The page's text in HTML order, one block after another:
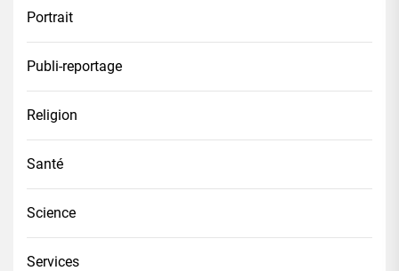
Portrait
Publi-reportage
Religion
Santé
Science
Services